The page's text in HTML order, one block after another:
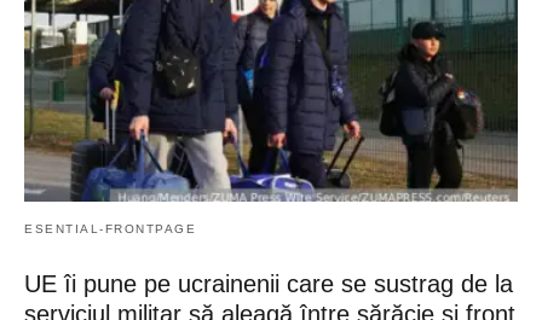
ESENTIAL-FRONTPAGE
UE îi pune pe ucrainenii care se sustrag de la
serviciul militar să aleagă între sărăcie și front